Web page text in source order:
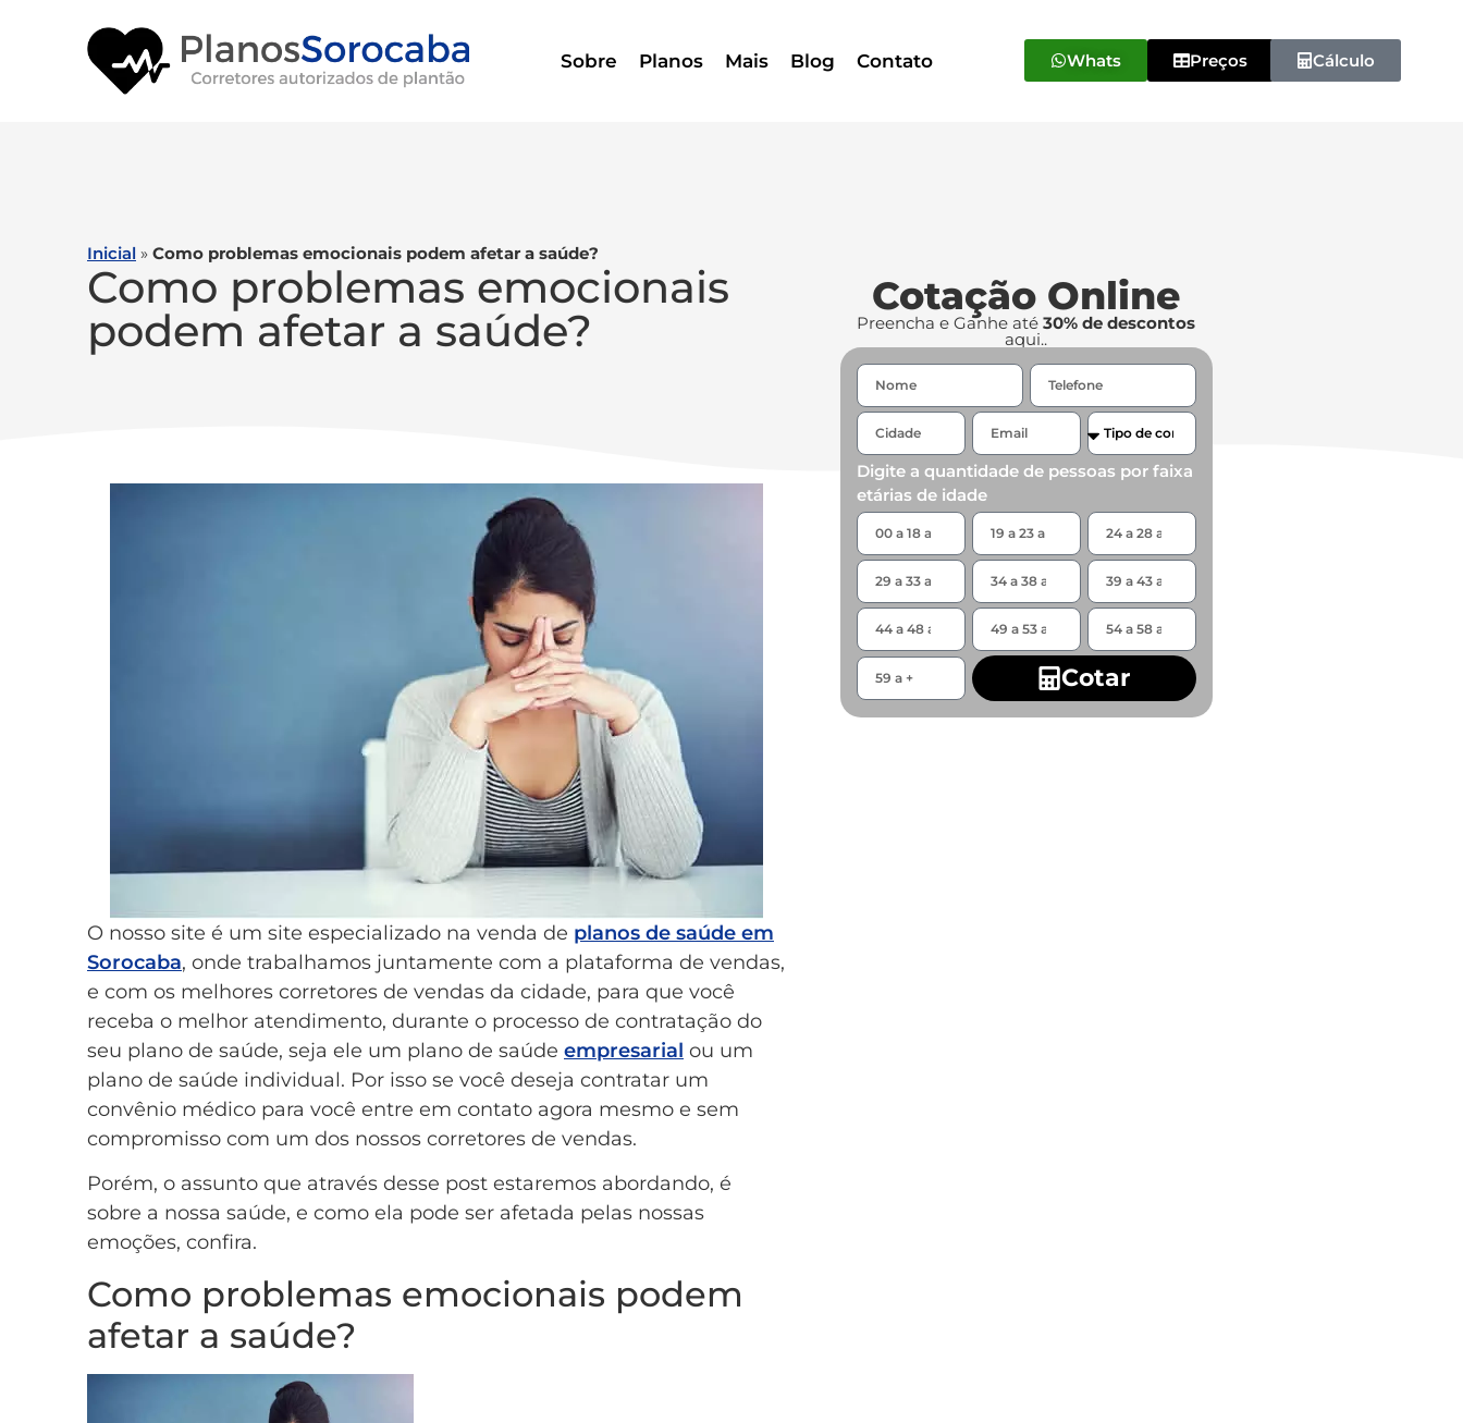
Sobre Planos Mais Blog Contato Whats Preços Cálculo
Inicial » Como problemas emocionais podem afetar a saúde?
Como problemas emocionais
podem afetar a saúde?
O nosso site é um site especializado na venda de planos de saúde em
Sorocaba, onde trabalhamos juntamente com a plataforma de vendas,
e com os melhores corretores de vendas da cidade, para que você
receba o melhor atendimento, durante o processo de contratação do
seu plano de saúde, seja ele um plano de saúde empresarial ou um
plano de saúde individual. Por isso se você deseja contratar um
convênio médico para você entre em contato agora mesmo e sem
compromisso com um dos nossos corretores de vendas.
Porém, o assunto que através desse post estaremos abordando, é
sobre a nossa saúde, e como ela pode ser afetada pelas nossas
emoções, confira.
Como problemas emocionais podem
afetar a saúde?
Cotação Online
Preencha e Ganhe até30% de descontos
aqui..
Digite a quantidade de pessoas por faixa
etárias de idade
Cotar